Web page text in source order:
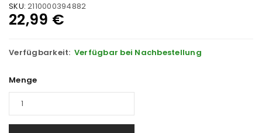
SKU: 2110000394882
22,99 €
Verfügbarkeit: Verfügbar bei Nachbestellung
Menge